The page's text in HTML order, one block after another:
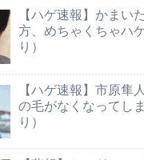
【ハゲ速報】かまい
方、めちゃくちゃハ
り）
【ハゲ速報】市原隼
の毛がなくなってし
り）